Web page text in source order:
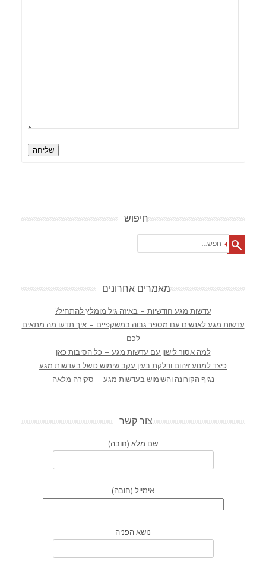
שליחה
חיפוש
מאמרים אחרונים
עדשות מגע חודשיות – באיזה גיל מומלץ להתחיל?
עדשות מגע לאנשים עם מספר גבוה במשקפיים – איך תדעו מה מתאים
לכם
למה אסור לישון עם עדשות מגע – כל הסיבות כאן
כיצד למנוע זיהום ודלקת בעין עקב שימוש כושל בעדשות מגע
נגיף הקורונה והשימוש בעדשות מגע – סקירה מלאה
צור קשר
שם מלא (חובה)
אימייל (חובה)
נושא הפניה